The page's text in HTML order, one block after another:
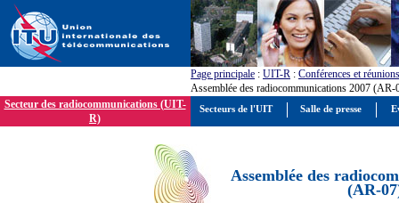
Page principale : UIT-R : Conférences et réunions
Assemblée des radiocommunications 2007 (AR-
Secteur des radiocommunications (UIT-
R)
Assemblée des
(AR-
Secteurs de l'UIT Salle de presse